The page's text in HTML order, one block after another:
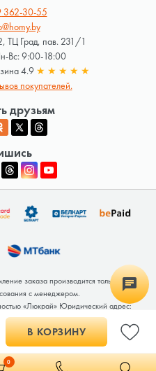
0
В КОРЗИНУ
362-30-55
ТЦ Град, пав. 231/1
Вс: 9:00-18:00
4.9 ★ ★ ★ ★ ★
покупателей.
друзьям
заказа производится только после
с менеджером.
«Люкрай» Юридический адрес:
корп. 2, оф. 367/2 Почтовый адрес:
корп. 2, оф. 367/2 УНП 691764371
реестре РБ под номером 768117 от